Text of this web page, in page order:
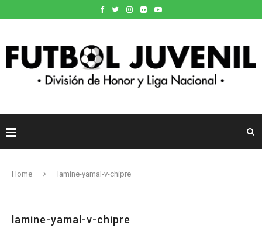
Home lamine-yamal-v-chipre
lamine-yamal-v-chipre